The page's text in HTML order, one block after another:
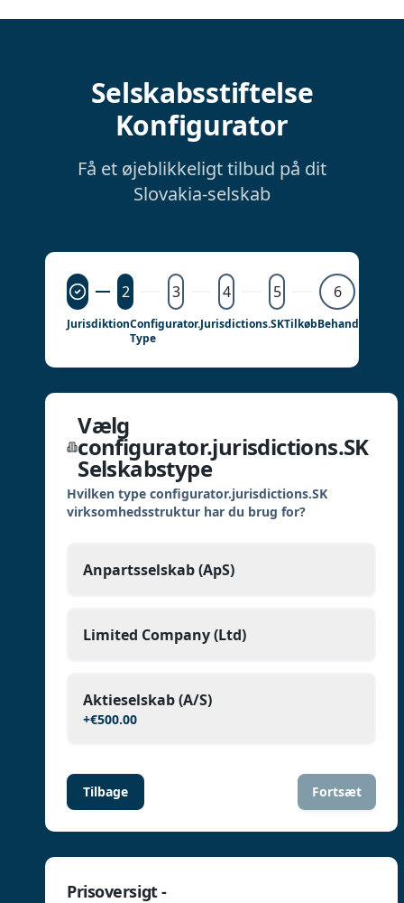
Selskabsstiftelse
Konfigurator
Få et øjeblikkeligt tilbud på dit
Slovakia-selskab
2 3 4 5 6
JurisdiktionConfigurator.jurisdictions.SK
Type
TilkøbBehandling
Vælg
configurator.jurisdictions.SK
Selskabstype
Hvilken type configurator.jurisdictions.SK
virksomhedsstruktur har du brug for?
Anpartsselskab (ApS)
Limited Company (Ltd)
Aktieselskab (A/S)
+€500.00
Tilbage Fortsæt
Prisoversigt -